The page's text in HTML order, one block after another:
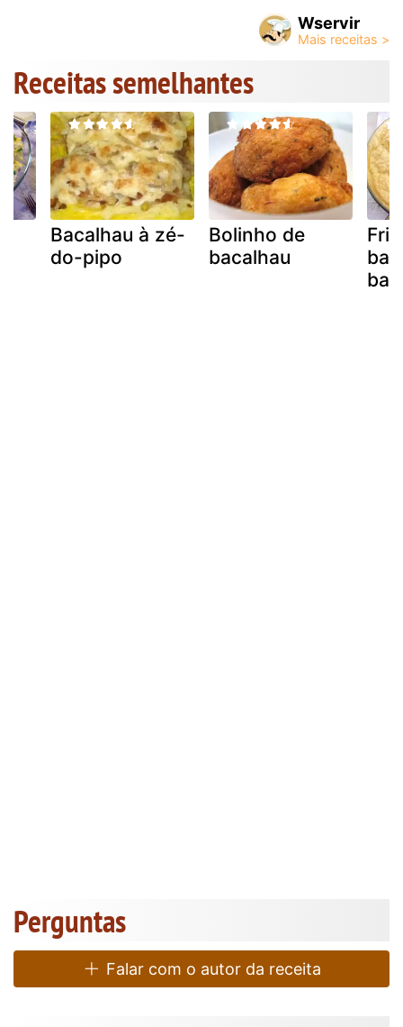
Wservir
Receitas semelhantes
Bacalhau à zé-
do-pipo
Bolinho de
bacalhau
Perguntas
Falar com o autor da receita